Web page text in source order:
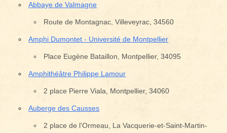
Abbaye de Valmagne
Route de Montagnac, Villeveyrac, 34560
Amphi Dumontet - Université de Montpellier
Place Eugène Bataillon, Montpellier, 34095
Amphithéâtre Philippe Lamour
2 place Pierre Viala, Montpellier, 34060
Auberge des Causses
2 place de l'Ormeau, La Vacquerie-et-Saint-Martin-